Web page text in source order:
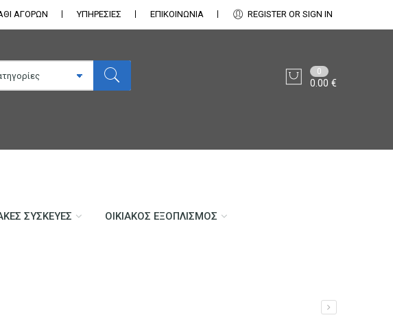
ΑΓΟΡΩΝ ΥΠΗΡΕΣΙΕΣ ΕΠΙΚΟΙΝΩΝΊΑ REGISTER OR SIGN IN
0
0.00€
ΣΥΣΚΕΥΈΣ ΟΙΚΙΑΚΌΣ ΕΞΟΠΛΙΣΜΌΣ